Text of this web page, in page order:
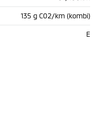
135 g C02/km (kombi)
E